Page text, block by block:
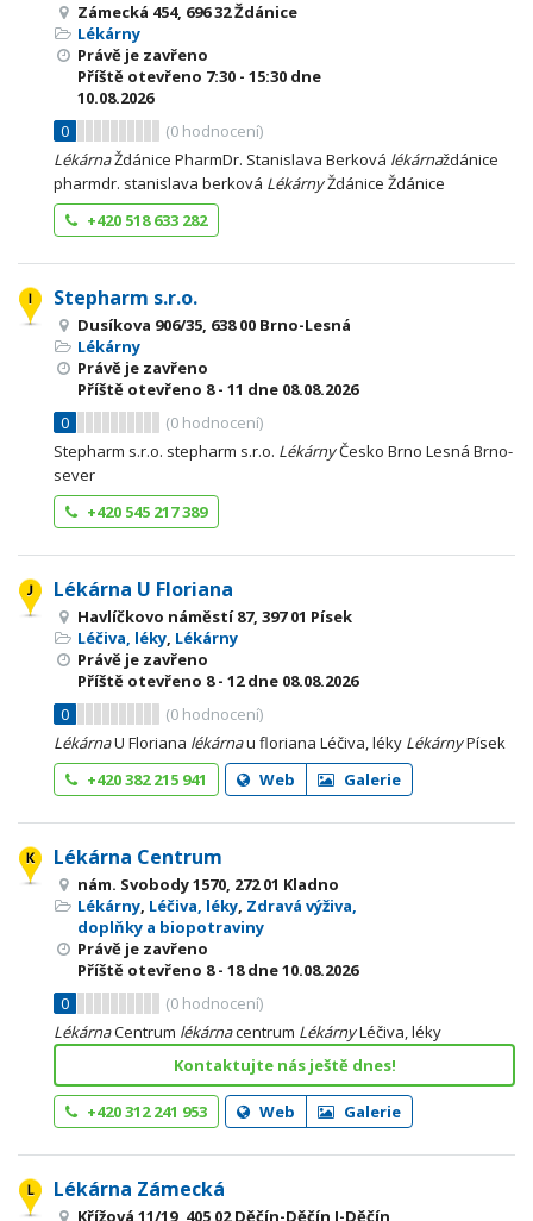
Zámecká 454, 696 32 Ždánice
Lékárny
Právě je zavřeno
Příště otevřeno 7:30 - 15:30 dne
10.08.2026
0
(0 hodnocení)
LékárnaŽdánice PharmDr. Stanislava Berková lékárnaždánice
pharmdr. stanislava berková LékárnyŽdánice Ždánice
+420 518 633 282
Stepharm s.r.o.
Dusíkova 906/35, 638 00 Brno-Lesná
Lékárny
Právě je zavřeno
Příště otevřeno 8 - 11 dne 08.08.2026
0
(0 hodnocení)
Stepharm s.r.o. stepharm s.r.o. LékárnyČesko Brno Lesná Brno-
sever
+420 545 217 389
Lékárna U Floriana
Havlíčkovo náměstí 87, 397 01 Písek
Léčiva, léky, Lékárny
Právě je zavřeno
Příště otevřeno 8 - 12dne 08.08.2026
0
(0 hodnocení)
LékárnaU Floriana lékárnau floriana Léčiva, léky LékárnyPísek
+420 382 215 941
Web Galerie
Lékárna Centrum
nám. Svobody 1570, 272 01 Kladno
Lékárny, Léčiva, léky, Zdravá výživa,
doplňky a biopotraviny
Právě je zavřeno
Příště otevřeno 8 - 18dne 10.08.2026
0
(0 hodnocení)
LékárnaCentrum lékárnacentrum LékárnyLéčiva, léky
Kontaktujte nás ještě dnes!
+420 312 241 953 Web Galerie
Lékárna Zámecká
Křížová 11/19, 405 02 Děčín-Děčín I-Děčín